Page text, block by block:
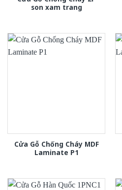
son xam trang
Cửa Gỗ Chống Cháy MDF
Laminate P1